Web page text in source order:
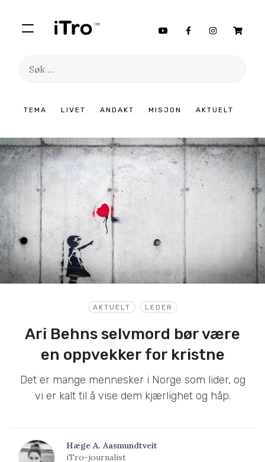
TEMA LIVET ANDAKT MISJON AKTUELT
Søk
innhold
AKTUELT LEDER
Ari Behns selvmord bør være
en oppvekker for kristne
Det er mange mennesker i Norge som lider, og
vi er kalt til å vise dem kjærlighet og håp.
Hæge A. Aasmundtveit
iTro-journalist